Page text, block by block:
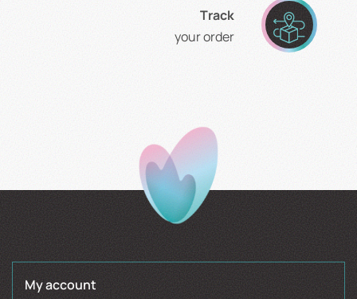
Τrack
your order
My account